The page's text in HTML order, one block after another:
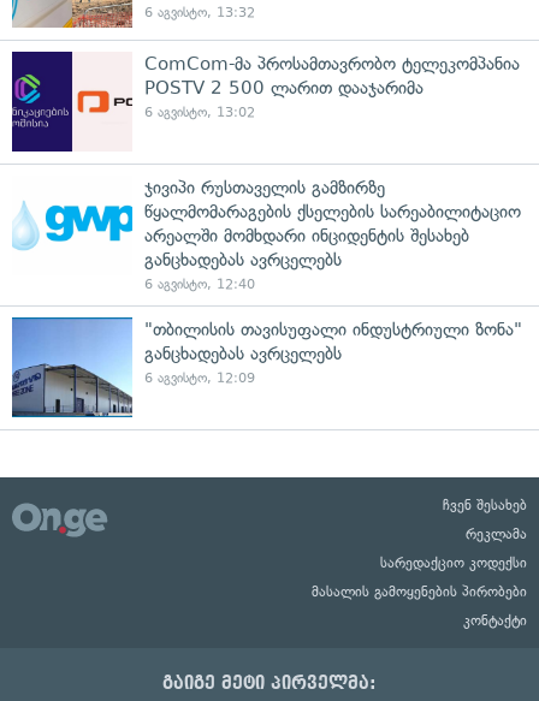
6 აგვისტო, 13:32
ComCom-მა პროსამთავრობო ტელეკომპანია
POSTV 2 500 ლარით დააჯარიმა
6 აგვისტო, 13:02
ჯივიპი რუსთაველის გამზირზე
წყალმომარაგების ქსელების სარეაბილიტაციო
არეალში მომხდარი ინციდენტის შესახებ
განცხადებას ავრცელებს
6 აგვისტო, 12:40
"თბილისის თავისუფალი ინდუსტრიული ზონა"
განცხადებას ავრცელებს
6 აგვისტო, 12:09
ჩვენ შესახებ
რეკლამა
სარედაქციო კოდექსი
მასალის გამოყენების პირობები
კონტაქტი
გაიგე მეტი პირველმა: